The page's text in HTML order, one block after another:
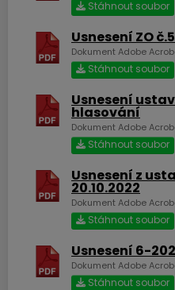
Stáhnout soubor
Usnesení ZO
Dokument Adobe
Stáhnout soubor
Usnesení
hlasování
Dokument Adobe
Stáhnout soubor
Usnesení z
20.10.2022
Dokument Adobe
Stáhnout soubor
Usnesení 6-
Dokument Adobe
Stáhnout soubor
Stáhnout